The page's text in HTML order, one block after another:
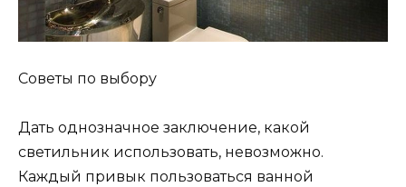
Советы по выбору
Дать однозначное заключение, какой
светильник использовать, невозможно.
Каждый привык пользоваться ванной